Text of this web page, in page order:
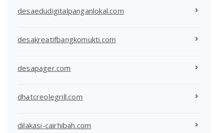
desaedudigitalpanganlokal.com
desakreatifbangkomukti.com
desapager.com
dhatcreolegrill.com
dilakasi-cairhibah.com